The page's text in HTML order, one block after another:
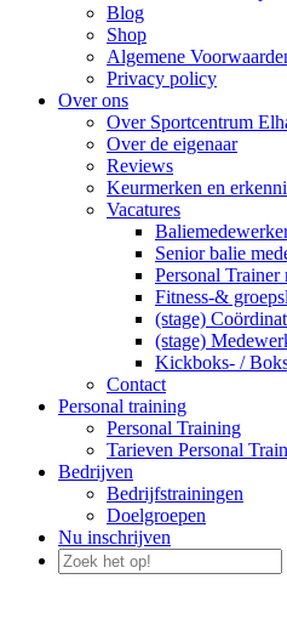
Blog
Shop
Algemene
Privacy policy
Over ons
Over Sportcentrum
Over de eigenaar
Reviews
Keurmerken en
Vacatures
Senior balie
Personal Trainer
Fitness-&
(stage)
(stage)
Kickboks- /
Contact
Personal training
Personal Training
Tarieven Personal
Bedrijven
Bedrijfstrainingen
Doelgroepen
Nu inschrijven